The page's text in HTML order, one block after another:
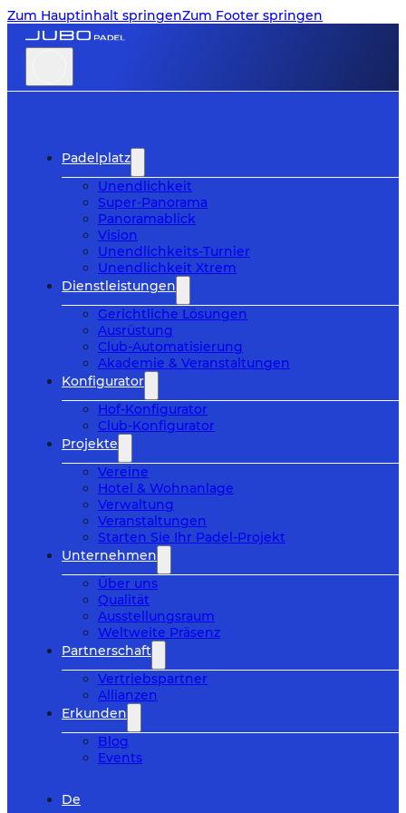
Zum Hauptinhalt springenZum Footer springen
Padelplatz
Unendlichkeit
Super-Panorama
Panoramablick
Vision
Unendlichkeits-Turnier
Unendlichkeit Xtrem
Dienstleistungen
Gerichtliche Lösungen
Ausrüstung
Club-Automatisierung
Akademie & Veranstaltungen
Konfigurator
Hof-Konfigurator
Club-Konfigurator
Projekte
Vereine
Hotel & Wohnanlage
Verwaltung
Veranstaltungen
Starten Sie Ihr Padel-Projekt
Unternehmen
Über uns
Qualität
Ausstellungsraum
Weltweite Präsenz
Partnerschaft
Vertriebspartner
Allianzen
Erkunden
Blog
Events
De